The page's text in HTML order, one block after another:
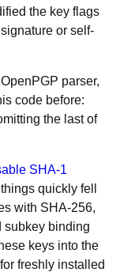
the key flags
or self-
parser,
code before:
the last of
SHA-1
quickly fell
with SHA-256,
subkey binding
keys into the
freshly installed